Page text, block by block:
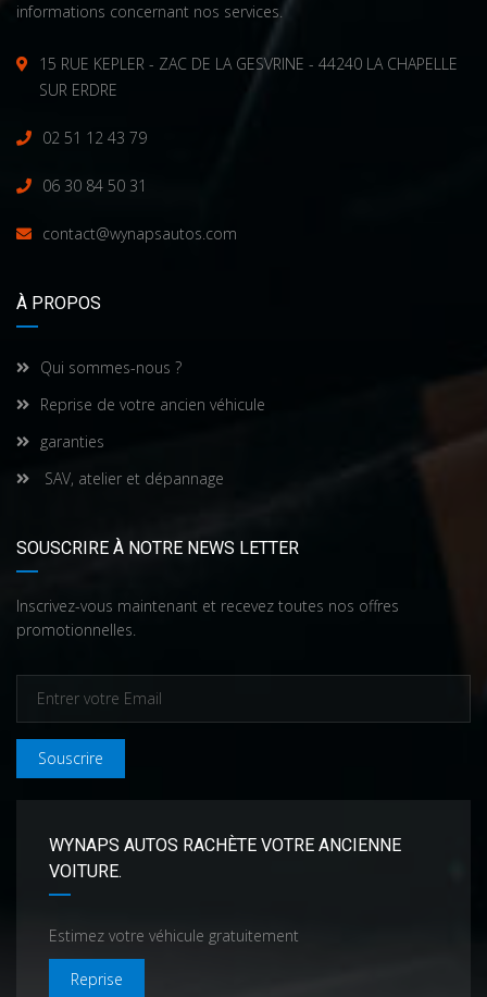
informations concernant nos services.
15 RUE KEPLER - ZAC DE LA GESVRINE - 44240 LA CHAPELLE
SUR ERDRE
02 51 12 43 79
06 30 84 50 31
contact@wynapsautos.com
À PROPOS
Qui sommes-nous ?
Reprise de votre ancien véhicule
garanties
SAV, atelier et dépannage
SOUSCRIRE À NOTRE NEWS LETTER
Inscrivez-vous maintenant et recevez toutes nos offres
promotionnelles.
Souscrire
WYNAPS AUTOS RACHÈTE VOTRE ANCIENNE
VOITURE.
Estimez votre véhicule gratuitement
Reprise